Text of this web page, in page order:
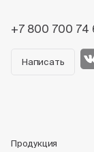
+7 800 700 74
Написать
Продукция